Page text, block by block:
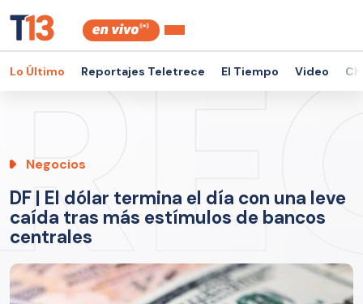
Lo Último Reportajes Teletrece El Tiempo Video
Negocios
DF | El dólar termina el día con una leve
caída tras más estímulos de bancos
centrales